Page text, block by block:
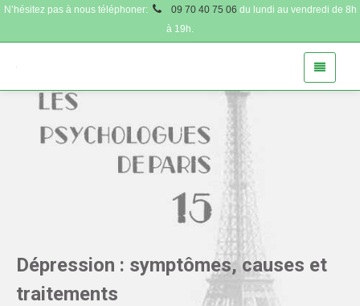
N’hésitez pas à nous téléphoner: 09 70 40 75 06 du lundi au vendredi de 8h
à 19h.
Dépression : symptômes, causes et
traitements